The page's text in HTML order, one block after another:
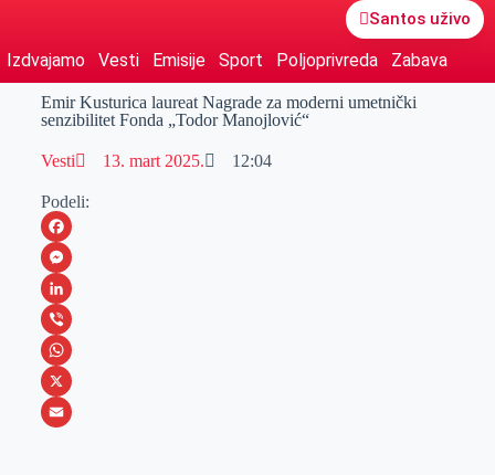
Santos uživo
Izdvajamo Vesti Emisije Sport Poljoprivreda Zabava
Emir Kusturica laureat Nagrade za moderni umetnički
senzibilitet Fonda „Todor Manojlović“
Vesti 13. mart 2025. 12:04
Podeli:
F
a
c
e
b
o
M
e
s
s
e
L
i
n
k
V
i
b
W
h
X